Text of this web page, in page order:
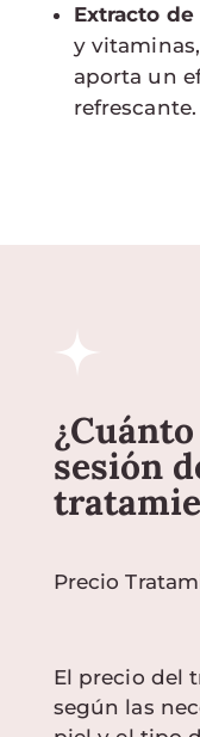
Extracto de
y
aporta un
refrescante.
sesión
Precio
El precio del
según las